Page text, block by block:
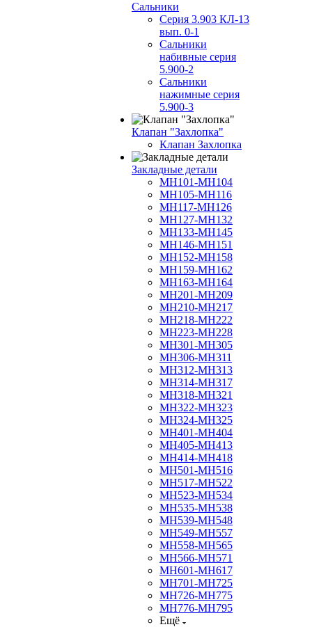
Сальники
Серия 3.903 КЛ-13
вып. 0-1
Сальники
набивные серия
5.900-2
Сальники
нажимные серия
5.900-3
Клапан "Захлопка"
Клапан Захлопка
Закладные детали
МН101-МН104
МН105-МН116
МН117-МН126
МН127-МН132
МН133-МН145
МН146-МН151
МН152-МН158
МН159-МН162
МН163-МН164
МН201-МН209
МН210-МН217
МН218-МН222
МН223-МН228
МН301-МН305
МН306-МН311
МН312-МН313
МН314-МН317
МН318-МН321
МН322-МН323
МН324-МН325
МН401-МН404
МН405-МН413
МН414-МН418
МН501-МН516
МН517-МН522
МН523-МН534
МН535-МН538
МН539-МН548
МН549-МН557
МН558-МН565
МН566-МН571
МН601-МН617
МН701-МН725
МН726-МН775
МН776-МН795
Ещё